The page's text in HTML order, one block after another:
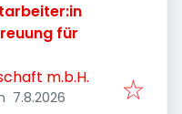
für
m.b.H.
Veröffentlicht
7.8.2026